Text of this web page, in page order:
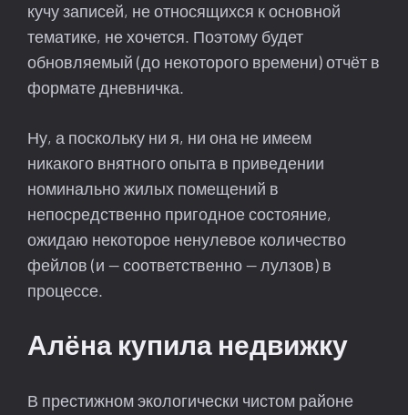
кучу записей, не относящихся к основной
тематике, не хочется. Поэтому будет
обновляемый (до некоторого времени) отчёт в
формате дневничка.
Ну, а поскольку ни я, ни она не имеем
никакого внятного опыта в приведении
номинально жилых помещений в
непосредственно пригодное состояние,
ожидаю некоторое ненулевое количество
фейлов (и — соответственно — лулзов) в
процессе.
Алёна купила недвижку
В престижном экологически чистом районе